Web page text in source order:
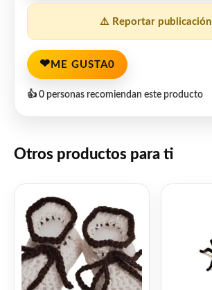
⚠️ Reportar publicación
❤ ME GUSTA0
👍 0 personas recomiendan este producto
Otros productos para ti